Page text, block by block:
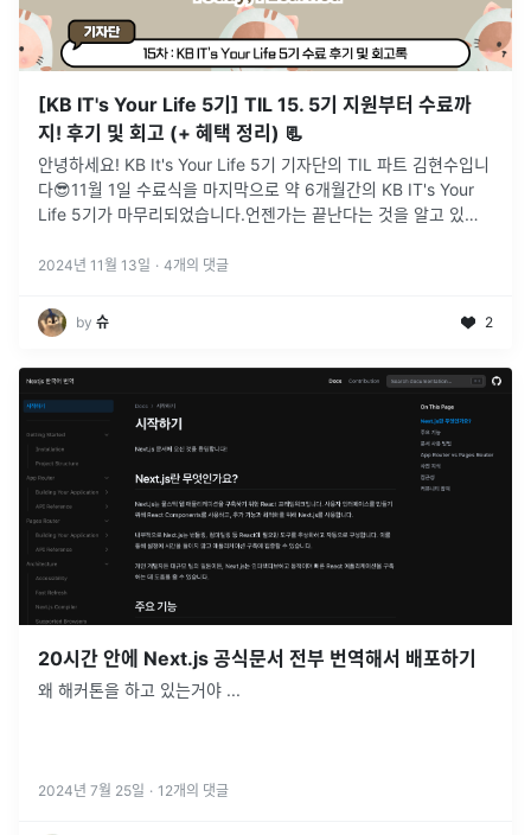
[KB IT's Your Life 5기] TIL 15. 5기 지원부터 수료까
지! 후기 및 회고 (+ 혜택 정리) 📃
안녕하세요! KB It's Your Life 5기 기자단의 TIL 파트 김현수입니
다😎11월 1일 수료식을 마지막으로 약 6개월간의 KB IT's Your
Life 5기가 마무리되었습니다.언젠가는 끝난다는 것을 알고 있었
2024년 11월 13일 · 4개의 댓글
by 슈 2
20시간 안에 Next.js 공식문서 전부 번역해서 배포하기
왜 해커톤을 하고 있는거야 ...
2024년 7월 25일 · 12개의 댓글